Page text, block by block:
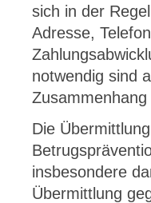
sich in der
Adresse,
notwendig sind
Die
insbesondere
Übermittlung